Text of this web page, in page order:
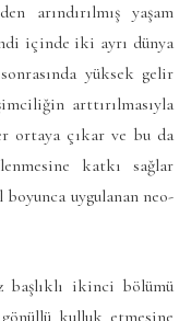
arındırılmış yaşam
içinde iki ayrı dünya
yüksek gelir
arttırılmasıyla
ortaya çıkar ve bu da
katkı sağlar
uygulanan neo-
başlıklı ikinci bölümü
kulluk etmesine